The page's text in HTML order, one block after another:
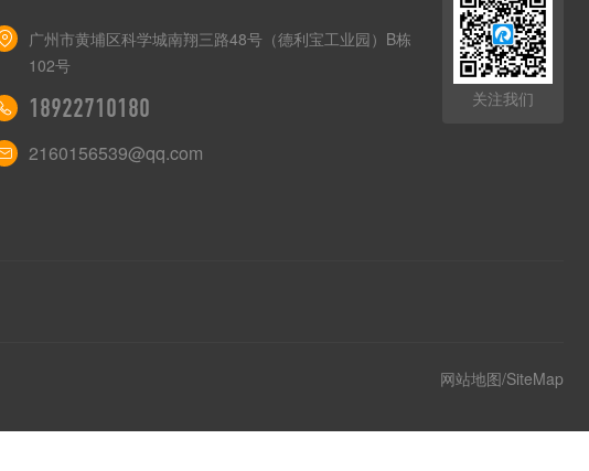
广州市黄埔区科学城南翔三路48号（德利宝工业园）B栋
102号
18922710180
2160156539@qq.com
关注我们
网站地图/SiteMap